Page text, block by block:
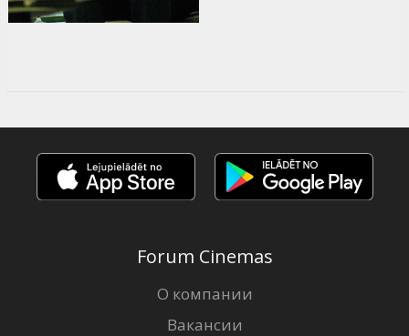
Forum Cinemas
О компании
Вакансии